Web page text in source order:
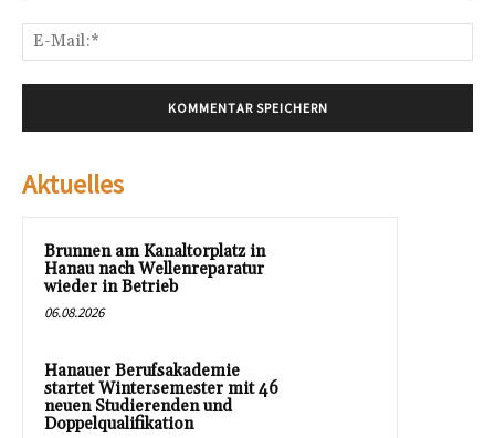
Aktuelles
Brunnen am Kanaltorplatz in
Hanau nach Wellenreparatur
wieder in Betrieb
06.08.2026
Hanauer Berufsakademie
startet Wintersemester mit 46
neuen Studierenden und
Doppelqualifikation